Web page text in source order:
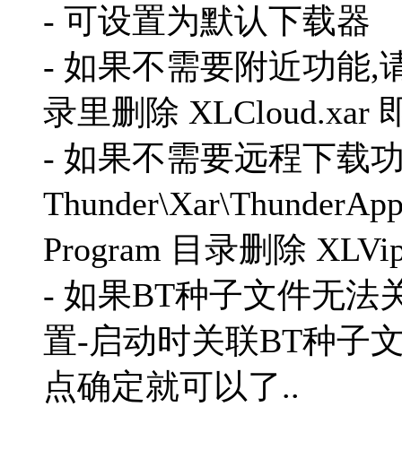
- 可设置为默认下载器
- 如果不需要附近功能,
录里删除 XLCloud.xar
- 如果不需要远程下载
Program 目录删除
- 如果BT种子文件无法
置-启动时关联BT种子
点确定就可以了..